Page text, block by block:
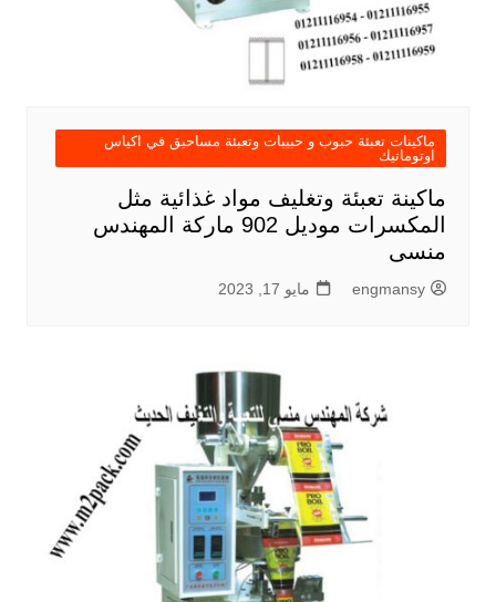
ماكينات تعبئة حبوب و حبيبات وتعبئة مساحيق في اكياس
اوتوماتيك
ماكينة تعبئة وتغليف مواد غذائية مثل
المكسرات موديل 902 ماركة المهندس
منسى
engmansy مايو 17, 2023